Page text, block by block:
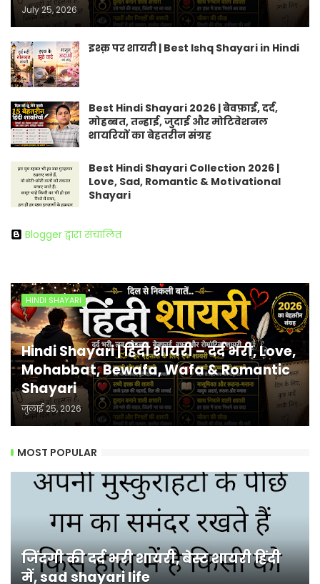
July 25, 2026
इश्क़ पर शायरी | Best Ishq Shayari in Hindi
Best Hindi Shayari 2026 | बेवफ़ाई, दर्द,
मोहब्बत, तन्हाई, जुदाई और मोटिवेशनल
शायरियों का बेहतरीन संग्रह
Best Hindi Shayari Collection 2026 |
Love, Sad, Romantic & Motivational
Shayari
Blogger द्वारा संचालित
HINDI SHAYARI
Hindi Shayari | हिंदी शायरी – दर्द भरी, Love,
Mohabbat, Bewafa, Wafa & Romantic
Shayari
जुलाई 25, 2026
MOST POPULAR
जिंदगी की दर्द भरी शायरी, बेस्ट शायरी हिंदी
में, sad shayari life